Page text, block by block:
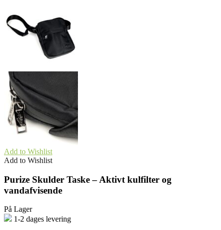
Add to Wishlist
Add to Wishlist
Purize Skulder Taske – Aktivt kulfilter og
vandafvisende
På Lager
1-2 dages levering